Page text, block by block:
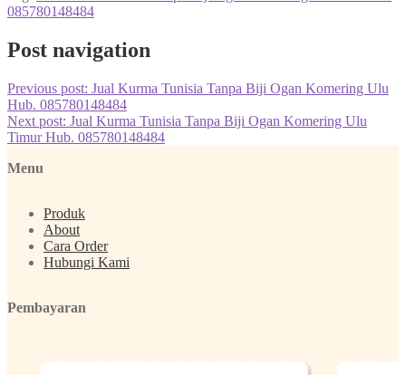
085780148484
Post navigation
Previous post: Jual Kurma Tunisia Tanpa Biji Ogan Komering Ulu
Hub. 085780148484
Next post: Jual Kurma Tunisia Tanpa Biji Ogan Komering Ulu
Timur Hub. 085780148484
Menu
Produk
About
Cara Order
Hubungi Kami
Pembayaran